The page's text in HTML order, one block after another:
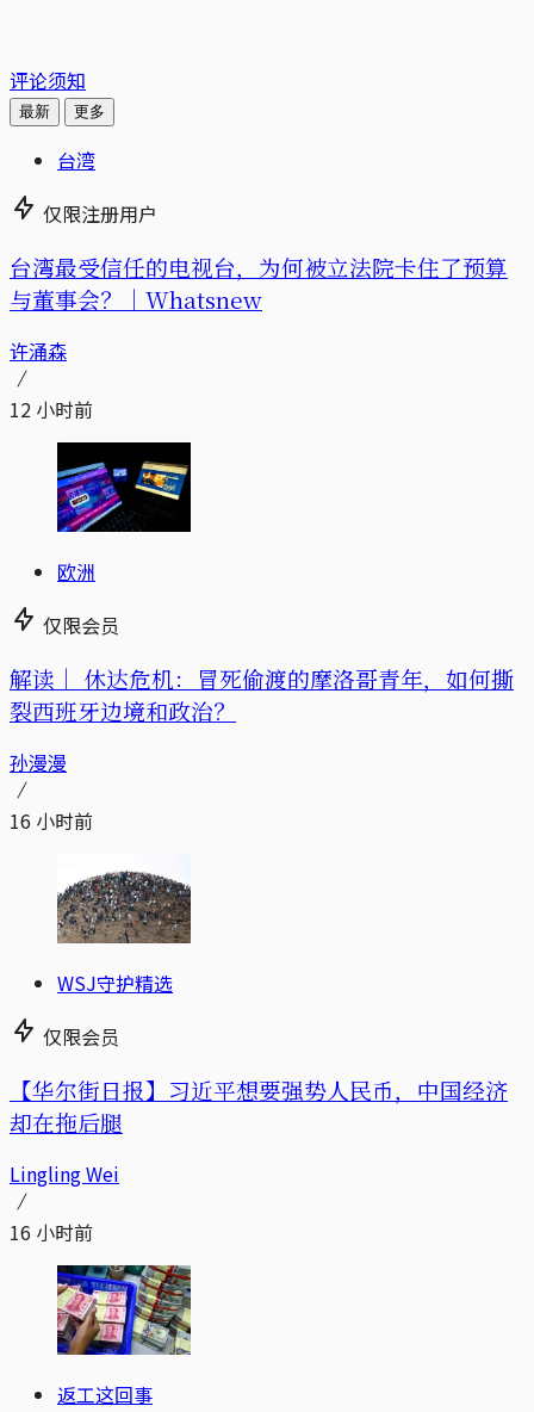
评论须知
最新 更多
台湾
仅限注册用户
台湾最受信任的电视台，为何被立法院卡住了预算
与董事会？｜Whatsnew
许涌森
12 小时前
欧洲
仅限会员
解读｜ 休达危机：冒死偷渡的摩洛哥青年，如何撕
裂西班牙边境和政治？
孙漫漫
16 小时前
WSJ守护精选
仅限会员
【华尔街日报】习近平想要强势人民币，中国经济
却在拖后腿
Lingling Wei
16 小时前
返工这回事